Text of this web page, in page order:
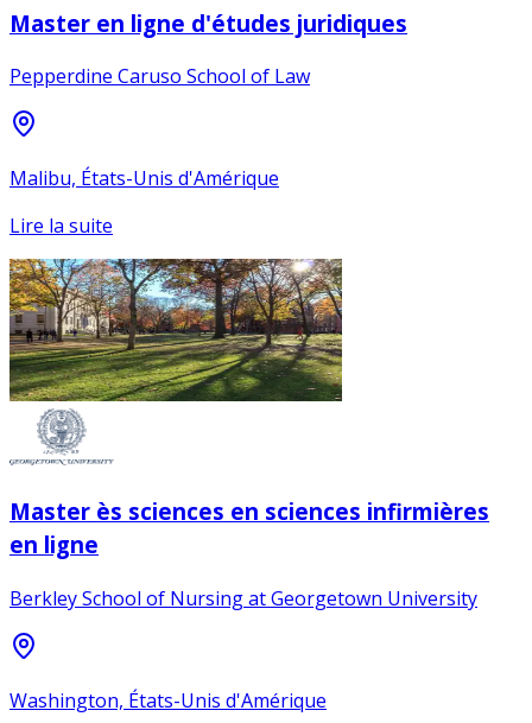
Master en ligne d'études juridiques
Pepperdine Caruso School of Law
Malibu, États-Unis d'Amérique
Lire la suite
Master ès sciences en sciences infirmières
en ligne
Berkley School of Nursing at Georgetown University
Washington, États-Unis d'Amérique